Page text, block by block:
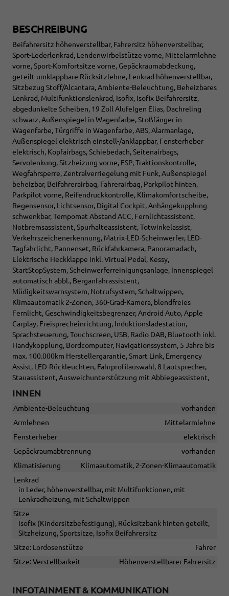
BESCHREIBUNG
Beifahrersitz höhenverstellbar, Fahrersitz höhenverstellbar,
Sport-Lederlenkrad, Lendenwirbelstütze vorne, Mittelarmlehne
vorne, Sport-Komfortsitze vorne, Gepäckraumabdeckung,
geteilt umklappbare Rücksitzlehne, Lenkrad höhenverstellbar,
Sitzbezug Stoff/Alcantara, Ambiente-Beleuchtung, Beheizbares
Lenkrad, Multifunktionslenkrad, Isofix, Isofix Beifahrersitz,
abgedunkelte Scheiben, 19 Zoll Alufelgen Elias, Dachreling
schwarz, Außenspiegel in Wagenfarbe, Stoßfänger in
Wagenfarbe, Türgriffe in Wagenfarbe, ABS, Alarmanlage,
Außenspiegel elektrisch einstell-/anklappbar, Fensterheber
elektrisch, Kopfairbags, Schiebedach, Seitenairbags,
Servolenkung, Sitzheizung vorne, ESP, Traktionskontrolle,
Wegfahrsperre, Zentralverriegelung mit Funk, Außenspiegel
beheizbar, Beifahrerairbag, Fahrerairbag, Parkpilot hinten,
Parkpilot vorne, Reifendruckkontrolle, Klimakomfortscheibe,
Regensensor, Lichtsensor, Digital Cockpit, Anhängekupplung
schwenkbar, Tempomat Abstand ACC, Fernlichtassistent,
Notbremsassistent, Spurhalteassistent, Totwinkelassist,
Verkehrszeichenerkennung, Matrix-LED-Scheinwerfer, LED-
Tagfahrlicht, Pannenset, Rückfahrkamera, Panoramadach,
Elektrische Heckklappe inkl. Virtual Pedal, Kessy,
StartStopSystem, Scheinwerferreinigungsanlage, Innenspiegel
automatisch abbl., Berganfahrassistent,
Müdigkeitswarnsystem, Notrufsystem, Schaltwippen,
Klimaautomatik 2-Zonen, 360-Grad-Kamera, blendfreies
Fernlicht, Geschwindigkeitsbegrenzer, Android Auto, Apple
Carplay, Freisprecheinrichtung, Induktionsladestation,
Sprachsteuerung, Touchscreen, USB, Radio DAB, Bluetooth inkl.
Handykopplung, Bordcomputer, Navigationssystem, 5 Jahre bis
max. 100.000km Herstellergarantie, Smart Link, Emergency
Assist, LED-Rückleuchten, Fahrprofilauswahl, 8 Lautsprecher,
Stauassistent, Ausweichunterstützung mit Abbiegeassistent,
INNEN
Ambiente-Beleuchtung
vorhanden
Armlehnen
Mittelarmlehne
Fensterheber
elektrisch
Gepäckraumabtrennung
vorhanden
Klimatisierung
Klimaautomatik, 2-Zonen-Klimaautomatik
Lenkrad
in Leder, höhenverstellbar, mit Multifunktionen, mit
Lenkradheizung, mit Schaltwippen
Sitze
Isofix (Kindersitzbefestigung), Rücksitzbank hinten geteilt,
Sitzheizung, Sportsitze, Isofix Beifahrersitz
Sitze: Lordosenstütze
Fahrer
Sitze: Verstellbarkeit
Höhenverstellbarer Fahrersitz
INFOTAINMENT & KOMMUNIKATION